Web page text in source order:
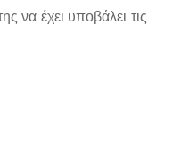
να έχει υποβάλει τις